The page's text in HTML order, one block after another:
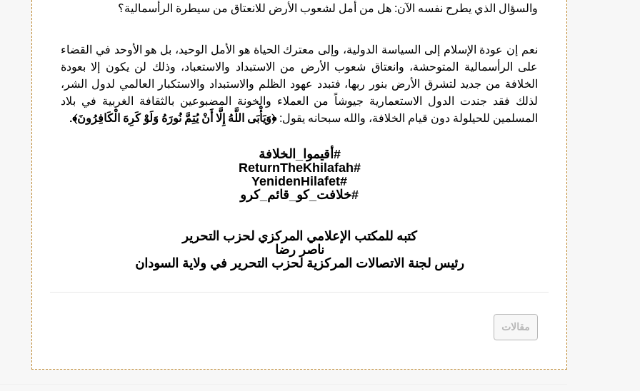
والسؤال الذي يطرح نفسه الآن: هل من أمل لشعوب الأرض للانعتاق من سيطرة الرأسمالية؟
نعم إن عودة الإسلام إلى السياسة الدولية، وإلى معترك الحياة هو الأمل الوحيد، بل هو الأوحد في القضاء
على الرأسمالية المتوحشة، وانعتاق شعوب الأرض من الاستبداد والاستعباد، وذلك لن يكون إلا بعودة
الخلافة من جديد لتشرق الأرض بنور ربها، فتبدد عهود الظلم والاستبداد والاستكبار العالمي لدول الشر،
لذلك فقد جندت الدول الاستعمارية جيوشاً من العملاء والخونة المضبوعين بالثقافة الغربية في بلاد
المسلمين للحيلولة دون قيام الخلافة، والله سبحانه يقول:﴿وَيَأْبَى اللَّهُ إِلَّا أَنْ يُتِمَّ نُورَهُ وَلَوْ كَرِهَ الْكَافِرُونَ﴾.
#أقيموا_الخلافة
#ReturnTheKhilafah
#YenidenHilafet
#خلافت_کو_قائم_کرو
كتبه للمكتب الإعلامي المركزي لحزب التحرير
ناصر رضا
رئيس لجنة الاتصالات المركزية لحزب التحرير في ولاية السودان
مقالات